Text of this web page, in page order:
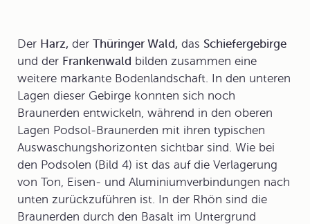
Der Harz, der Thüringer Wald, das Schiefergebirge
und der Frankenwald bilden zusammen eine
weitere markante Bodenlandschaft. In den unteren
Lagen dieser Gebirge konnten sich noch
Braunerden entwickeln, während in den oberen
Lagen Podsol-Braunerden mit ihren typischen
Auswaschungshorizonten sichtbar sind. Wie bei
den Podsolen (Bild 4) ist das auf die Verlagerung
von Ton, Eisen- und Aluminiumverbindungen nach
unten zurückzuführen ist. In der Rhön sind die
Braunerden durch den Basalt im Untergrund